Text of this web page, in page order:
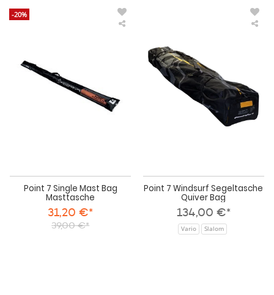
-20%
Point 7 Single Mast Bag
Masttasche
31,20 €*
39,00 €*
Single
Masttasche
Point 7 Windsurf Segeltasche
Quiver Bag
134,00 €*
Vario Slalom